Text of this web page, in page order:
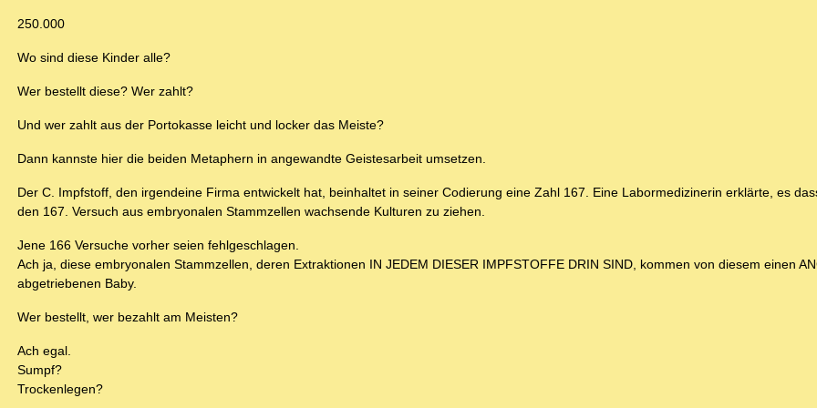
250.000
Wo sind diese Kinder alle?
Wer bestellt diese? Wer zahlt?
Und wer zahlt aus der Portokasse leicht und locker das Meiste?
Dann kannste hier die beiden Metaphern in angewandte Geistesarbeit umsetzen.
Der C. Impfstoff, den irgendeine Firma entwickelt hat, beinhaltet in seiner Codierung eine Zahl 167. Eine Labormedizinerin erklärte, es
den 167. Versuch aus embryonalen Stammzellen wachsende Kulturen zu ziehen.
Jene 166 Versuche vorher seien fehlgeschlagen.
Ach ja, diese embryonalen Stammzellen, deren Extraktionen IN JEDEM DIESER IMPFSTOFFE DRIN SIND, kommen von diesem einen
abgetriebenen Baby.
Wer bestellt, wer bezahlt am Meisten?
Ach egal.
Sumpf?
Trockenlegen?